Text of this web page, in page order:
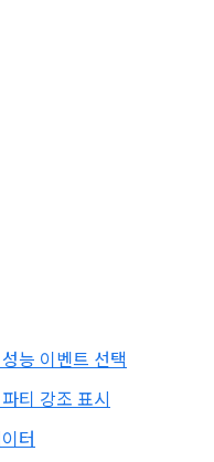
능 이벤트 선택
티 강조 표시
터